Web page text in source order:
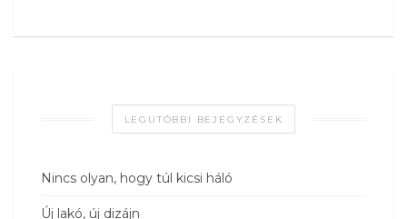
LEGUTÓBBI BEJEGYZÉSEK
Nincs olyan, hogy túl kicsi háló
Új lakó, új dizájn